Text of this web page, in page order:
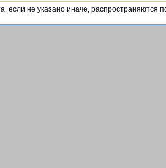
если не указано иначе, распространяются